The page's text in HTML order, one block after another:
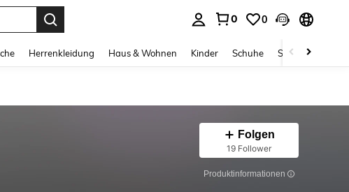
0 0
Herrenkleidung Haus & Wohnen Kinder Schuhe Schmuck &
Folgen
19 Follower
Produktinformationen